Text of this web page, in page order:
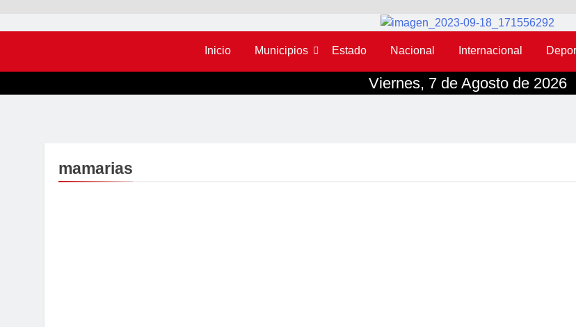
Inicio Municipios Estado Nacional Internacional
Viernes, 7 de Agosto de 2026
mamarias